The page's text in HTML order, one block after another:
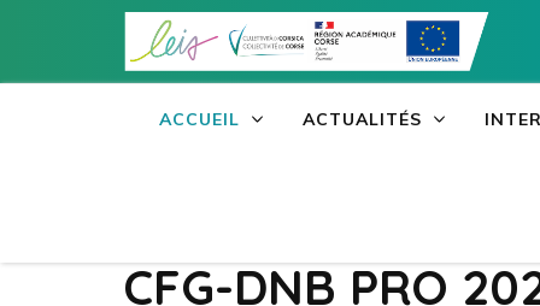
contenu
ACCUEIL ACTUALITÉS
CFG-DNB PRO